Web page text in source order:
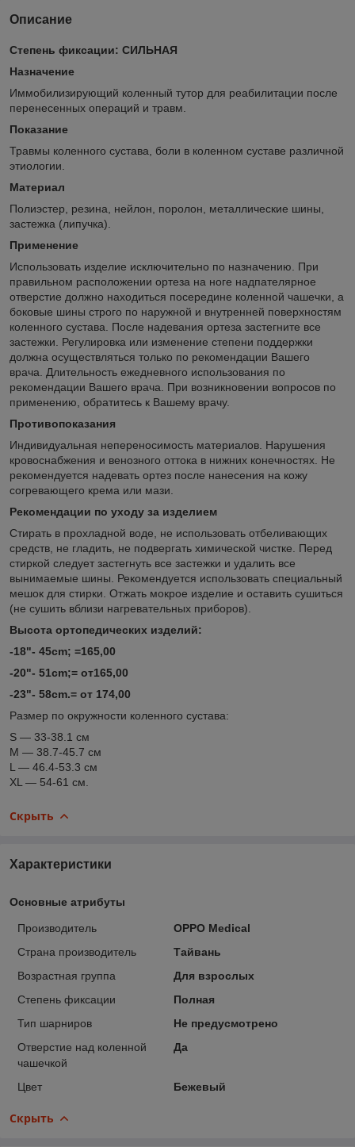
Описание
Степень фиксации: СИЛЬНАЯ
Назначение
Иммобилизирующий коленный тутор для реабилитации после
перенесенных операций и травм.
Показание
Травмы коленного сустава, боли в коленном суставе различной
этиологии.
Материал
Полиэстер, резина, нейлон, поролон, металлические шины,
застежка (липучка).
Применение
Использовать изделие исключительно по назначению. При
правильном расположении ортеза на ноге надпателярное
отверстие должно находиться посередине коленной чашечки, а
боковые шины строго по наружной и внутренней поверхностям
коленного сустава. После надевания ортеза застегните все
застежки. Регулировка или изменение степени поддержки
должна осуществляться только по рекомендации Вашего
врача. Длительность ежедневного использования по
рекомендации Вашего врача. При возникновении вопросов по
применению, обратитесь к Вашему врачу.
Противопоказания
Индивидуальная непереносимость материалов. Нарушения
кровоснабжения и венозного оттока в нижних конечностях. Не
рекомендуется надевать ортез после нанесения на кожу
согревающего крема или мази.
Рекомендации по уходу за изделием
Стирать в прохладной воде, не использовать отбеливающих
средств, не гладить, не подвергать химической чистке. Перед
стиркой следует застегнуть все застежки и удалить все
вынимаемые шины. Рекомендуется использовать специальный
мешок для стирки. Отжать мокрое изделие и оставить сушиться
(не сушить вблизи нагревательных приборов).
Высота ортопедических изделий:
-18"- 45cm; =165,00
-20"- 51cm;= от165,00
-23"- 58cm.= от 174,00
Размер по окружности коленного сустава:
S — 33-38.1 см
M — 38.7-45.7 см
L — 46.4-53.3 см
XL — 54-61 см.
Скрыть
Характеристики
Основные атрибуты
Производитель
OPPO Medical
Страна производитель
Тайвань
Возрастная группа
Для взрослых
Степень фиксации
Полная
Тип шарниров
Не предусмотрено
Отверстие над коленной
чашечкой
Да
Цвет Бежевый
Скрыть